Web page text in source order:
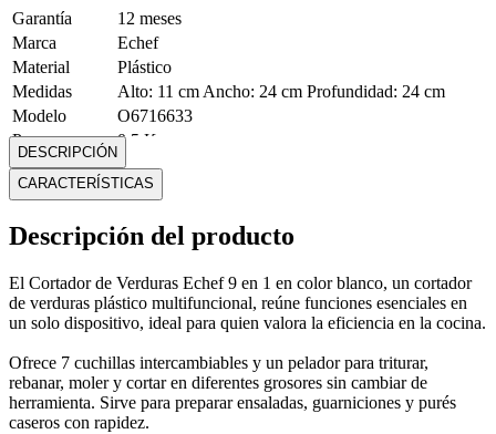
Garantía
12 meses
Marca
Echef
Material
Plástico
Medidas
Alto: 11 cm Ancho: 24 cm Profundidad: 24 cm
Modelo
O6716633
Peso
0.5 Kg
Mostrar más
DESCRIPCIÓN
CARACTERÍSTICAS
Descripción del producto
El Cortador de Verduras Echef 9 en 1 en color blanco, un cortador
de verduras plástico multifuncional, reúne funciones esenciales en
un solo dispositivo, ideal para quien valora la eficiencia en la cocina.
Ofrece 7 cuchillas intercambiables y un pelador para triturar,
rebanar, moler y cortar en diferentes grosores sin cambiar de
herramienta. Sirve para preparar ensaladas, guarniciones y purés
caseros con rapidez.